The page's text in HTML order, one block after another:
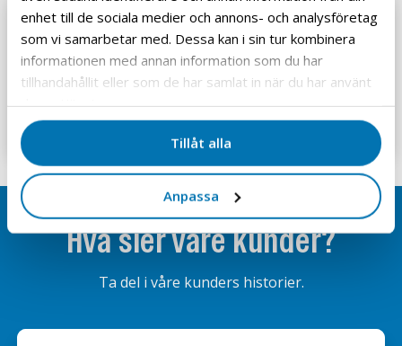
enhet till de sociala medier och annons- och analysföretag
som vi samarbetar med. Dessa kan i sin tur kombinera
informationen med annan information som du har
tillhandahållit eller som de har samlat in när du har använt
deras tjänster.
Tillåt alla
Anpassa
Kontakt oss
Våre kontorer, lager og serviceverksted ligger i
Sandvika med de sentrale funksjonene salg, service
og administrasjon
LES MER
Hva sier våre kunder?
Ta del i våre kunders historier.